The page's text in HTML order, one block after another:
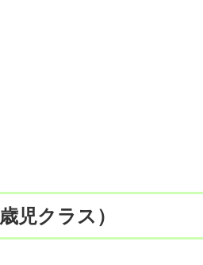
児クラス）